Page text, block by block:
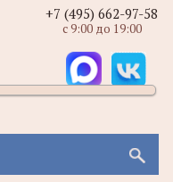
+7 (495) 662-97-58
с 9:00 до 19:00